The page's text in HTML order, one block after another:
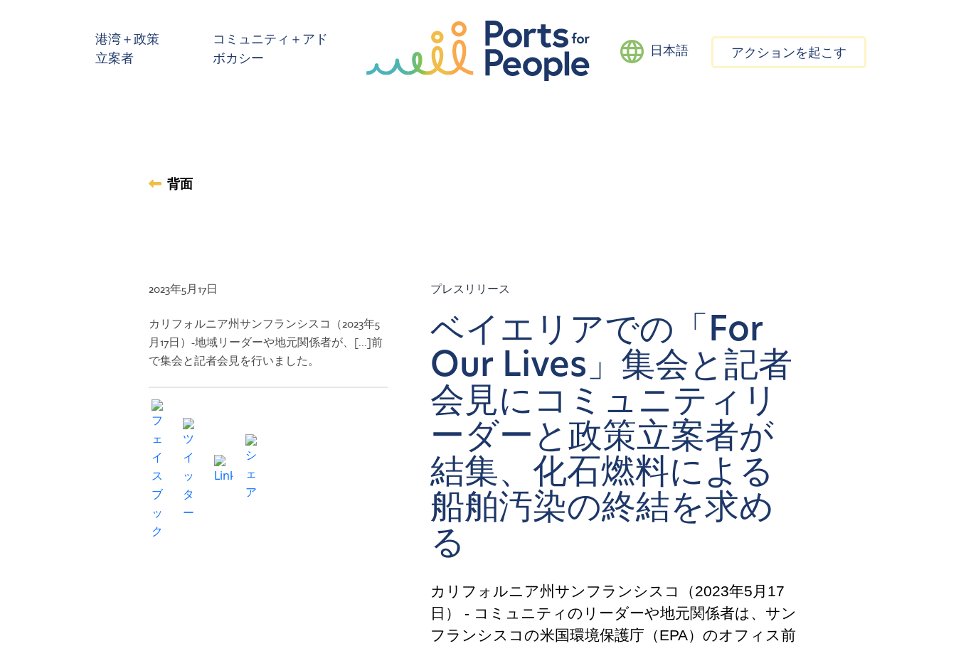
港湾＋政策
立案者
コミュニティ＋アド
ボカシー
日本語 アクションを起こす
背面
2023年5月17日
カリフォルニア州サンフランシスコ（2023年5
月17日）-地域リーダーや地元関係者が、[...]前
で集会と記者会見を行いました。
プレスリリース
ベイエリアでの「For
Our Lives」集会と記者
会見にコミュニティリ
ーダーと政策立案者が
結集、化石燃料による
船舶汚染の終結を求め
る
カリフォルニア州サンフランシスコ（2023年5月17
日） - コミュニティのリーダーや地元関係者は、サン
フランシスコの米国環境保護庁（EPA）のオフィス前